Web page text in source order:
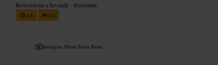
Ristorazione e bevande • Ristorante
4,5
4,4
Immagine /Bread Meats Bread